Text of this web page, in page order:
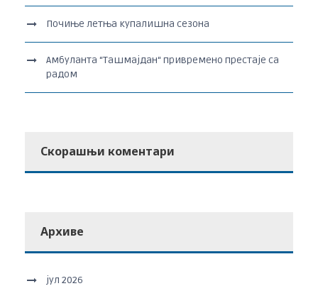
Почиње летња купалишна сезона
Амбуланта “Ташмајдан“ привремено престаје са
радом
Скорашњи коментари
Архиве
јул 2026